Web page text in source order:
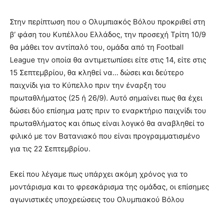
Στην περίπτωση που ο Ολυμπιακός Βόλου προκριθεί στη
β’ φάση του Κυπέλλου Ελλάδος, την προσεχή Τρίτη 10/9
θα μάθει τον αντίπαλό του, ομάδα από τη Football
League την οποία θα αντιμετωπίσει είτε στις 14, είτε στις
15 Σεπτεμβρίου, θα κληθεί να… δώσει και δεύτερο
παιχνίδι για το Κύπελλο πριν την έναρξη του
πρωταθλήματος (25 ή 26/9). Αυτό σημαίνει πως θα έχει
δώσει δύο επίσημα ματς πριν το εναρκτήριο παιχνίδι του
πρωταθλήματος και όπως είναι λογικό θα αναβληθεί το
φιλικό με τον Βατανιακό που είναι προγραμματισμένο
για τις 22 Σεπτεμβρίου.
Εκεί που λέγαμε πως υπάρχει ακόμη χρόνος για το
μοντάρισμα και το φρεσκάρισμα της ομάδας, οι επίσημες
αγωνιστικές υποχρεώσεις του Ολυμπιακού Βόλου